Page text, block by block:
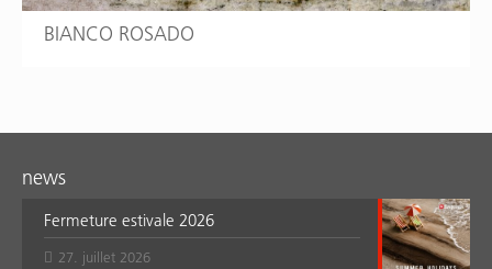
BIANCO ROSADO
news
Fermeture estivale 2026
27. juillet 2026